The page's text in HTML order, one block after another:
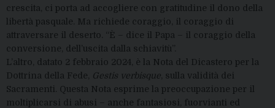
crescita, ci porta ad accogliere con gratitudine il dono della
libertà pasquale. Ma richiede coraggio, il coraggio di
attraversare il deserto. “È – dice il Papa – il coraggio della
conversione, dell’uscita dalla schiavitù”.
L’altro, datato 2 febbraio 2024, è la Nota del Dicastero per la
Dottrina della Fede,
Gestis verbisque , sulla validità dei
Sacramenti. Questa Nota esprime la preoccupazione per il
moltiplicarsi di abusi – anche fantasiosi, fuorvianti ed